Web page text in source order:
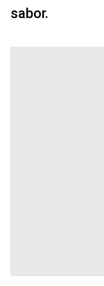
sabor.